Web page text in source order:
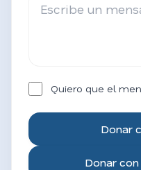
Quiero que el
Donar
Donar